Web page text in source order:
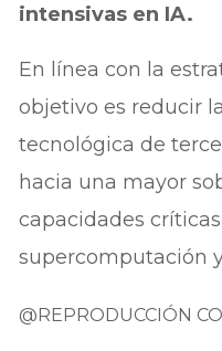
intensivas en IA.
En línea con la
objetivo es reducir
tecnológica de
hacia una mayor
capacidades
supercomputación
@REPRODUCCIÓN